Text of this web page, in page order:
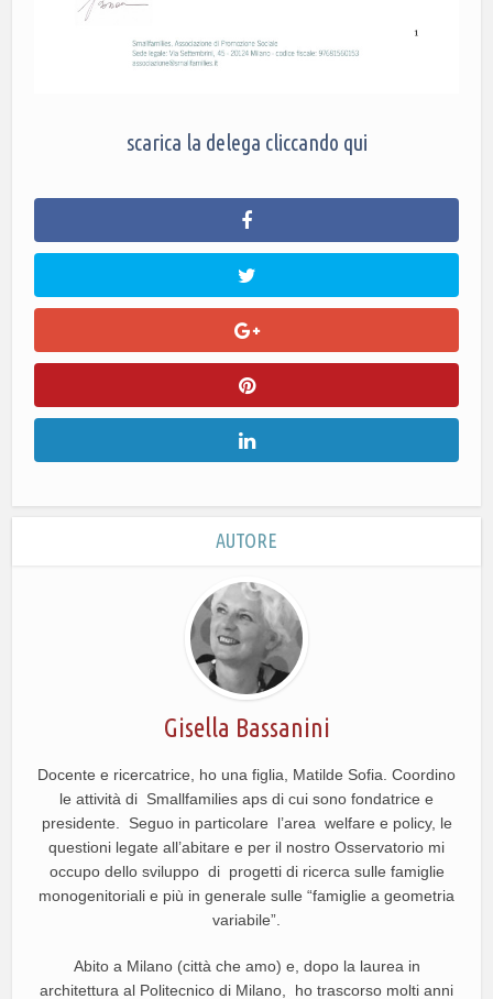
scarica la delega cliccando qui
AUTORE
Gisella Bassanini
Docente e ricercatrice, ho una figlia, Matilde Sofia. Coordino
le attività di Smallfamilies aps di cui sono fondatrice e
presidente. Seguo in particolare l’area welfare e policy, le
questioni legate all’abitare e per il nostro Osservatorio mi
occupo dello sviluppo di progetti di ricerca sulle famiglie
monogenitoriali e più in generale sulle “famiglie a geometria
variabile”.
Abito a Milano (città che amo) e, dopo la laurea in
architettura al Politecnico di Milano, ho trascorso molti anni